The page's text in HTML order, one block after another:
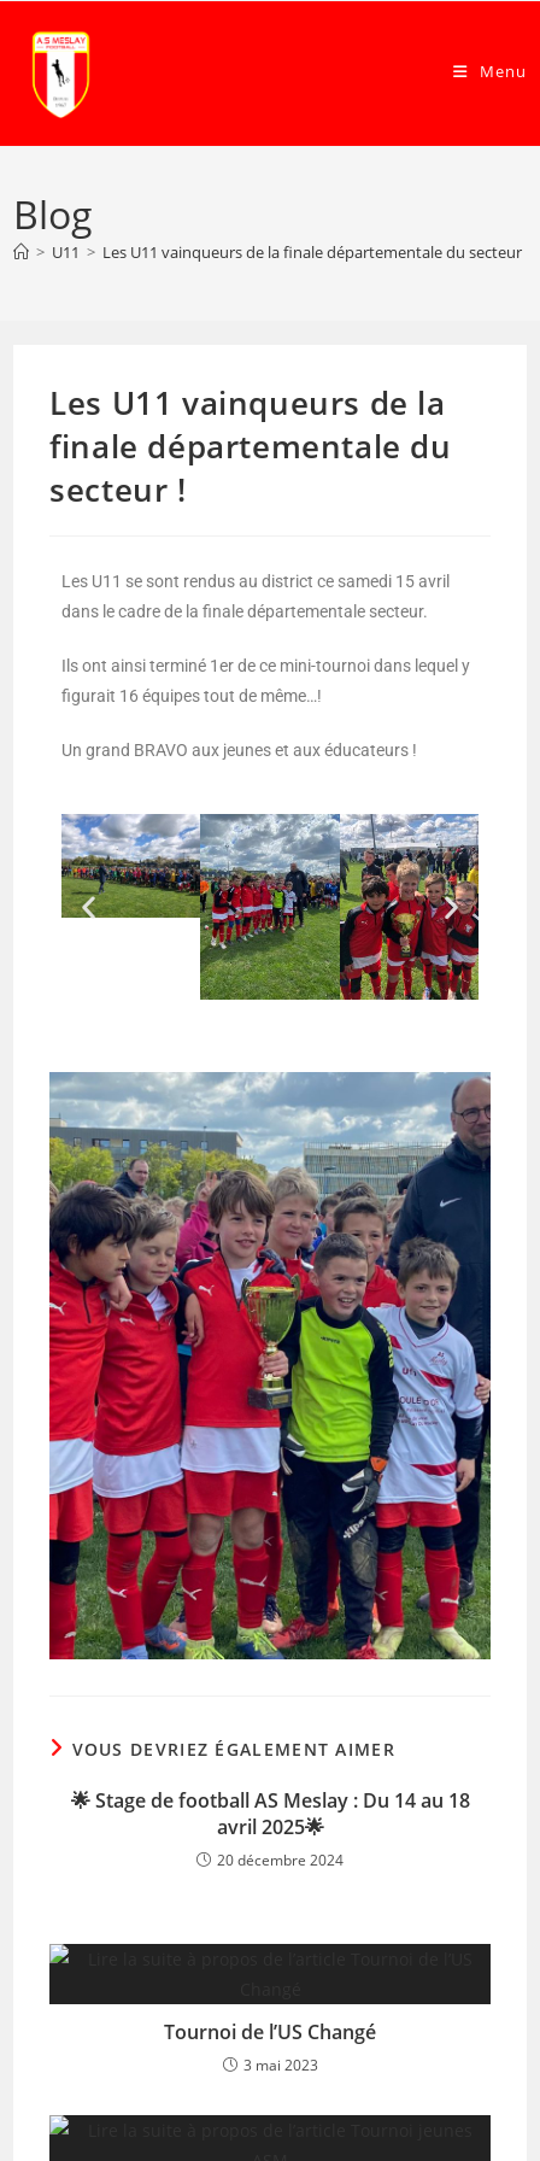
Menu
Blog
> U11 > Les U11 vainqueurs de la finale départementale du secteur !
Les U11 vainqueurs de la
finale départementale du
secteur !
Les U11 se sont rendus au district ce samedi 15 avril
dans le cadre de la finale départementale secteur.
Ils ont ainsi terminé 1er de ce mini-tournoi dans lequel y
figurait 16 équipes tout de même…!
Un grand BRAVO aux jeunes et aux éducateurs !
VOUS DEVRIEZ ÉGALEMENT AIMER
🌟 Stage de football AS Meslay : Du 14 au 18
avril 2025🌟
20 décembre 2024
Tournoi de l’US Changé
3 mai 2023